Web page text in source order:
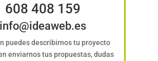
608 408 159
info@ideaweb.es
puedes describirnos tu proyecto
enviarnos tus propuestas, dudas